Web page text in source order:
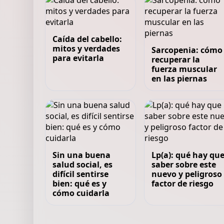
Caída del cabello:
mitos y verdades
para evitarla
Sarcopenia: cómo
recuperar la
fuerza muscular
en las piernas
Sin una buena
salud social, es
difícil sentirse
bien: qué es y
cómo cuidarla
Lp(a): qué hay que
saber sobre este
nuevo y peligroso
factor de riesgo